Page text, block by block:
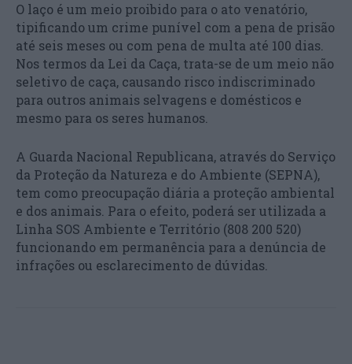
O laço é um meio proibido para o ato venatório,
tipificando um crime punível com a pena de prisão
até seis meses ou com pena de multa até 100 dias.
Nos termos da Lei da Caça, trata-se de um meio não
seletivo de caça, causando risco indiscriminado
para outros animais selvagens e domésticos e
mesmo para os seres humanos.
A Guarda Nacional Republicana, através do Serviço
da Proteção da Natureza e do Ambiente (SEPNA),
tem como preocupação diária a proteção ambiental
e dos animais. Para o efeito, poderá ser utilizada a
Linha SOS Ambiente e Território (808 200 520)
funcionando em permanência para a denúncia de
infrações ou esclarecimento de dúvidas.